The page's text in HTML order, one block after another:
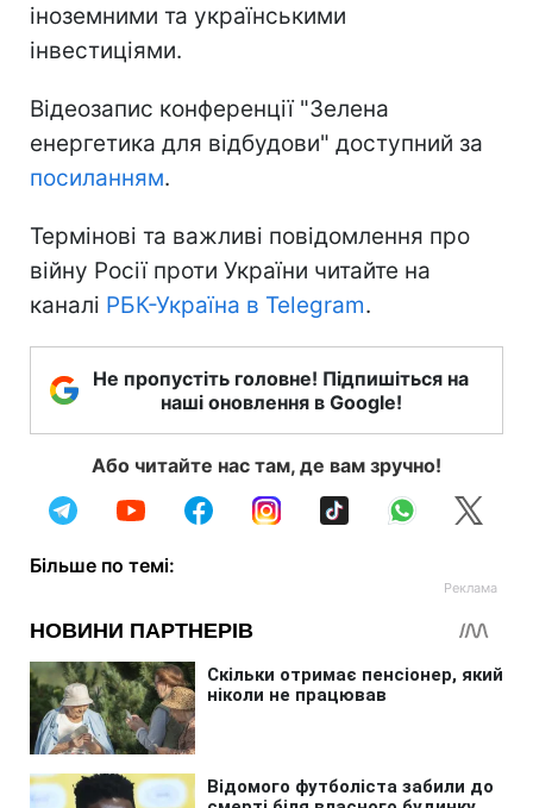
іноземними та українськими
інвестиціями.
Відеозапис конференції "Зелена
енергетика для відбудови" доступний за
посиланням.
Термінові та важливі повідомлення про
війну Росії проти України читайте на
каналі РБК-Україна в Telegram.
Не пропустіть головне! Підпишіться на
наші оновлення в Google!
Або читайте нас там, де вам зручно!
Більше по темі: